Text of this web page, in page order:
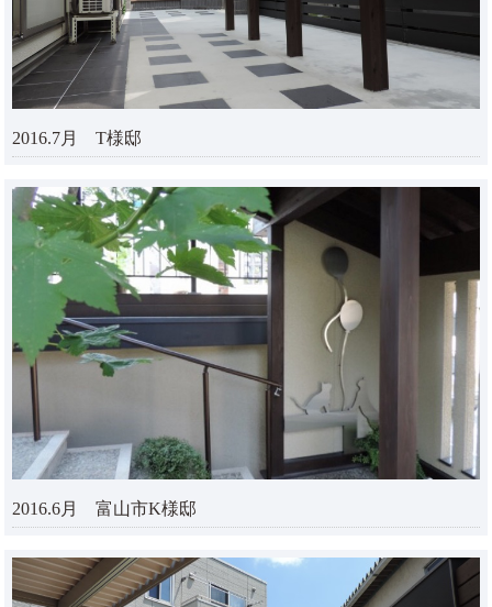
2016.7月 T様邸
2016.6月 富山市K様邸